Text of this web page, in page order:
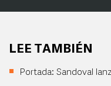
LEE TAMBIÉN
Portada: Sandoval